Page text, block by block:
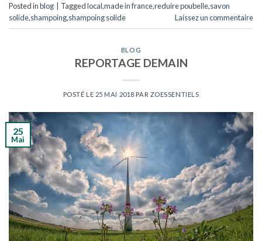
Posted inblog Taggedlocal,made in france,reduire poubelle,savon
solide,shampoing,shampoing solide Laissez un commentaire
BLOG
REPORTAGE DEMAIN
POSTÉ LE 25 MAI 2018 PAR ZOESSENTIELS
25
Mai